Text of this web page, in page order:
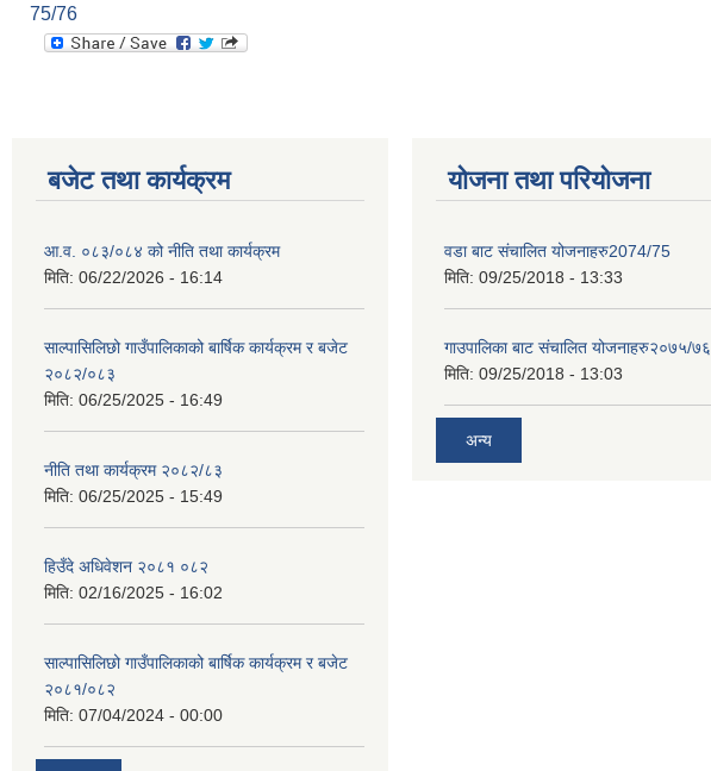
75/76
बजेट तथा कार्यक्रम
आ.व. ०८३/०८४ को नीति तथा कार्यक्रम
मिति: 06/22/2026 - 16:14
साल्पासिलिछो गाउँपालिकाको बार्षिक कार्यक्रम र बजेट
२०८२/०८३
मिति: 06/25/2025 - 16:49
नीति तथा कार्यक्रम २०८२/८३
मिति: 06/25/2025 - 15:49
हिउँदे अधिवेशन २०८१ ०८२
मिति: 02/16/2025 - 16:02
साल्पासिलिछो गाउँपालिकाको बार्षिक कार्यक्रम र बजेट
२०८१/०८२
मिति: 07/04/2024 - 00:00
योजना तथा परियोजना
वडा बाट संचालित योजनाहरु2074/75
मिति: 09/25/2018 - 13:33
गाउपालिका बाट संचालित योजनाहरु२०७५/७६
मिति: 09/25/2018 - 13:03
अन्य